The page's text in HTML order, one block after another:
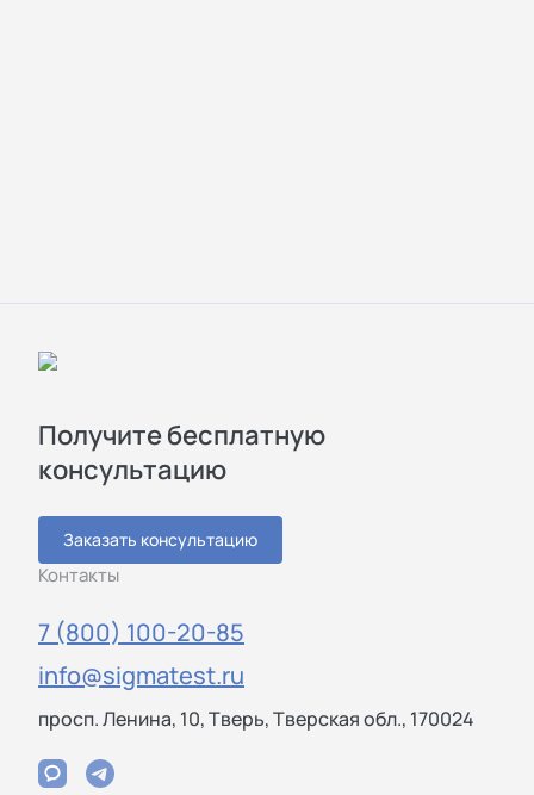
Получите бесплатную
консультацию
Заказать консультацию
Контакты
7 (800) 100-20-85
info@sigmatest.ru
просп. Ленина, 10, Тверь, Тверская обл., 170024